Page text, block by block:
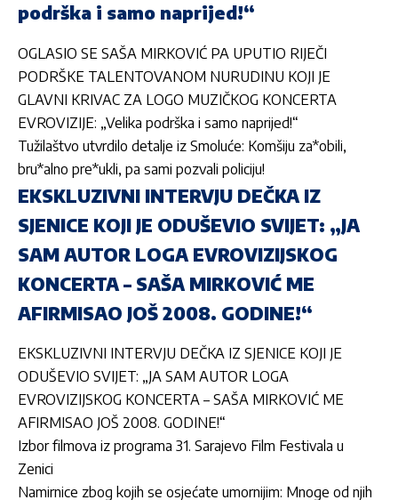
podrška i samo naprijed!“
OGLASIO SE SAŠA MIRKOVIĆ PA UPUTIO RIJEČI
PODRŠKE TALENTOVANOM NURUDINU KOJI JE
GLAVNI KRIVAC ZA LOGO MUZIČKOG KONCERTA
EVROVIZIJE: „Velika podrška i samo naprijed!“
Tužilaštvo utvrdilo detalje iz Smoluće: Komšiju za*obili,
bru*alno pre*ukli, pa sami pozvali policiju!
EKSKLUZIVNI INTERVJU DEČKA IZ
SJENICE KOJI JE ODUŠEVIO SVIJET: „JA
SAM AUTOR LOGA EVROVIZIJSKOG
KONCERTA – SAŠA MIRKOVIĆ ME
AFIRMISAO JOŠ 2008. GODINE!“
EKSKLUZIVNI INTERVJU DEČKA IZ SJENICE KOJI JE
ODUŠEVIO SVIJET: „JA SAM AUTOR LOGA
EVROVIZIJSKOG KONCERTA – SAŠA MIRKOVIĆ ME
AFIRMISAO JOŠ 2008. GODINE!“
Izbor filmova iz programa 31. Sarajevo Film Festivala u
Zenici
Namirnice zbog kojih se osjećate umornijim: Mnoge od njih